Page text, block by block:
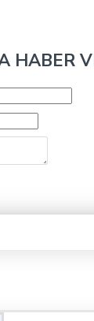
HABER